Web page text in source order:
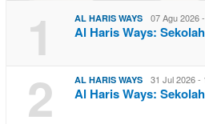
1 AL HARIS WAYS 07 Agu 2026
Al Haris Ways:
2 AL HARIS WAYS 31 Jul 2026 -
Al Haris Ways: